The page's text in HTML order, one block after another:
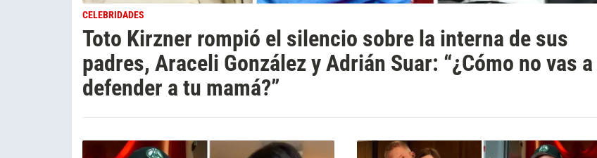
CELEBRIDADES
Toto Kirzner rompió el silencio sobre la interna de sus
padres, Araceli González y Adrián Suar: “¿Cómo no vas a
defender a tu mamá?”